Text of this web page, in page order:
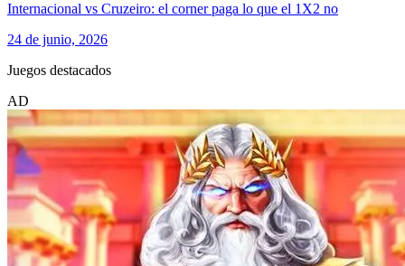
Internacional vs Cruzeiro: el corner paga lo que el 1X2 no
24 de junio, 2026
Juegos destacados
AD